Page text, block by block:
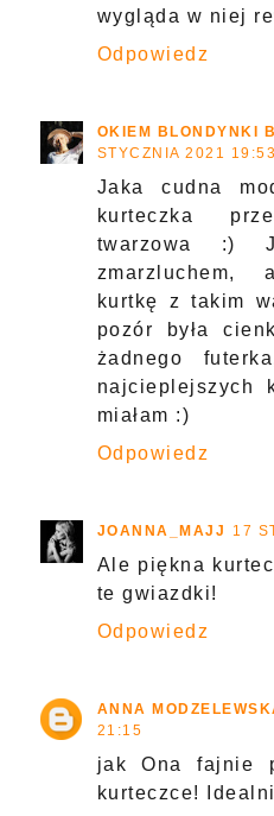
wygląda w niej
Odpowiedz
OKIEM BLONDYNKI
STYCZNIA 2021 19:53
Jaka cudna
kurteczka
twarzowa :)
zmarzluchem,
kurtkę z takim
pozór była
żadnego
najcieplejszych
miałam :)
Odpowiedz
JOANNA_MAJJ 17
Ale piękna
te gwiazdki!
Odpowiedz
ANNA
21:15
jak Ona fajnie
kurteczce!